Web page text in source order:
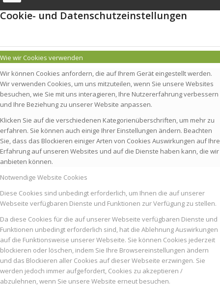
Cookie- und Datenschutzeinstellungen
Wie wir Cookies verwenden
Wir können Cookies anfordern, die auf Ihrem Gerät eingestellt werden.
Wir verwenden Cookies, um uns mitzuteilen, wenn Sie unsere Websites
besuchen, wie Sie mit uns interagieren, Ihre Nutzererfahrung verbessern
und Ihre Beziehung zu unserer Website anpassen.
Klicken Sie auf die verschiedenen Kategorienüberschriften, um mehr zu
erfahren. Sie können auch einige Ihrer Einstellungen ändern. Beachten
Sie, dass das Blockieren einiger Arten von Cookies Auswirkungen auf Ihre
Erfahrung auf unseren Websites und auf die Dienste haben kann, die wir
anbieten können.
Notwendige Website Cookies
Diese Cookies sind unbedingt erforderlich, um Ihnen die auf unserer
Webseite verfügbaren Dienste und Funktionen zur Verfügung zu stellen.
Da diese Cookies für die auf unserer Webseite verfügbaren Dienste und
Funktionen unbedingt erforderlich sind, hat die Ablehnung Auswirkungen
auf die Funktionsweise unserer Webseite. Sie können Cookies jederzeit
blockieren oder löschen, indem Sie Ihre Browsereinstellungen ändern
und das Blockieren aller Cookies auf dieser Webseite erzwingen. Sie
werden jedoch immer aufgefordert, Cookies zu akzeptieren /
abzulehnen, wenn Sie unsere Website erneut besuchen.